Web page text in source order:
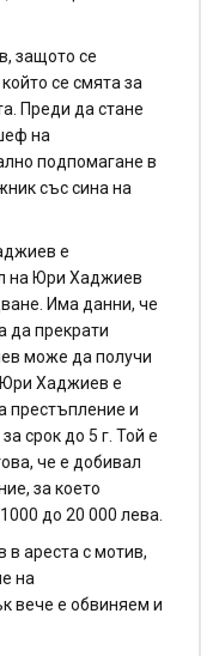
защото се
се смята за
Преди да стане
на
подпомагане в
със сина на
е
на Юри Хаджиев
Има данни, че
да прекрати
може да получи
Юри Хаджиев е
престъпление и
срок до 5 г. Той е
че е добивал
за което
до 20 000 лева.
ареста с мотив,
на
вече е обвиняем и